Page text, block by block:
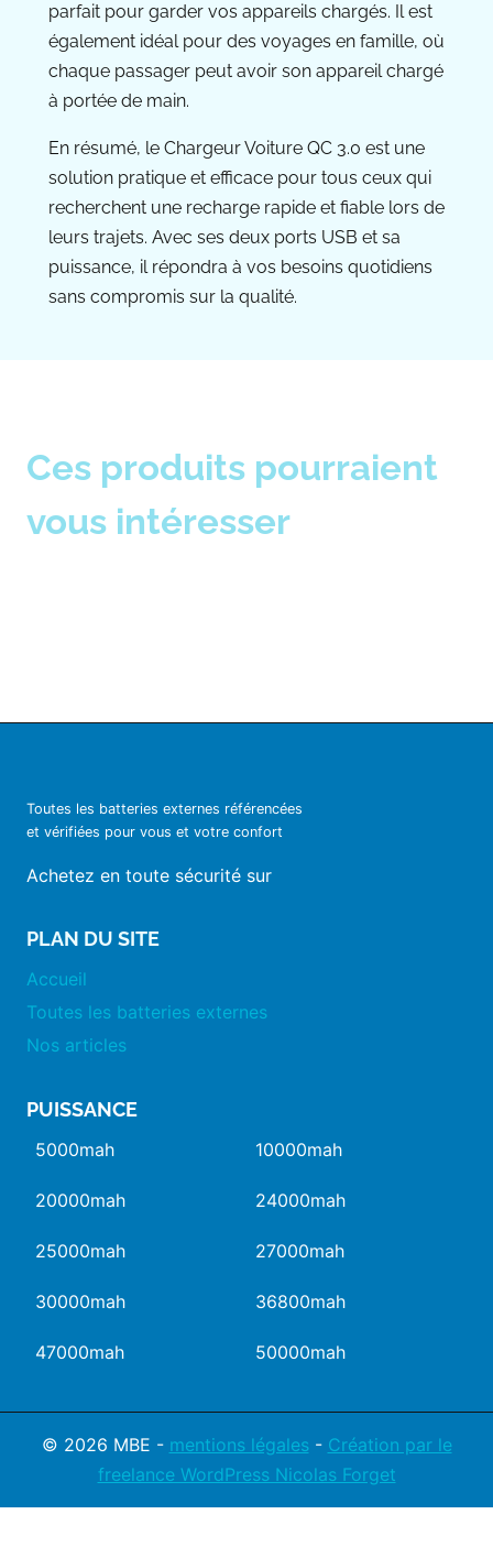
parfait pour garder vos appareils chargés. Il est
également idéal pour des voyages en famille, où
chaque passager peut avoir son appareil chargé
à portée de main.
En résumé, le Chargeur Voiture QC 3.0 est une
solution pratique et efficace pour tous ceux qui
recherchent une recharge rapide et fiable lors de
leurs trajets. Avec ses deux ports USB et sa
puissance, il répondra à vos besoins quotidiens
sans compromis sur la qualité.
Ces produits pourraient
vous intéresser
Toutes les batteries externes référencées
et vérifiées pour vous et votre confort
Achetez en toute sécurité sur
PLAN DU SITE
Accueil
Toutes les batteries externes
Nos articles
PUISSANCE
5000mah 10000mah
20000mah 24000mah
25000mah 27000mah
30000mah 36800mah
47000mah 50000mah
© 2026 MBE - mentions légales- Création par le
freelance WordPress Nicolas Forget